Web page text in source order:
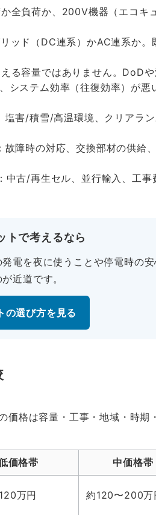
か全負荷か、200V機器（エコキ
リッド（DC連系）かAC連系か
る容量ではありません。DoD
システム効率（往復効率）が
塩害/積雪/高温環境、クリアラ
：故障時の対応、交換部材の供給
：中古/再生セル、並行輸入、工
トで考えるなら
電を夜に使うことや停電時の
近道です。
の選び方を見る
価格は容量・工事・地域・時期
価格帯 中価格帯
万円 約120〜200万